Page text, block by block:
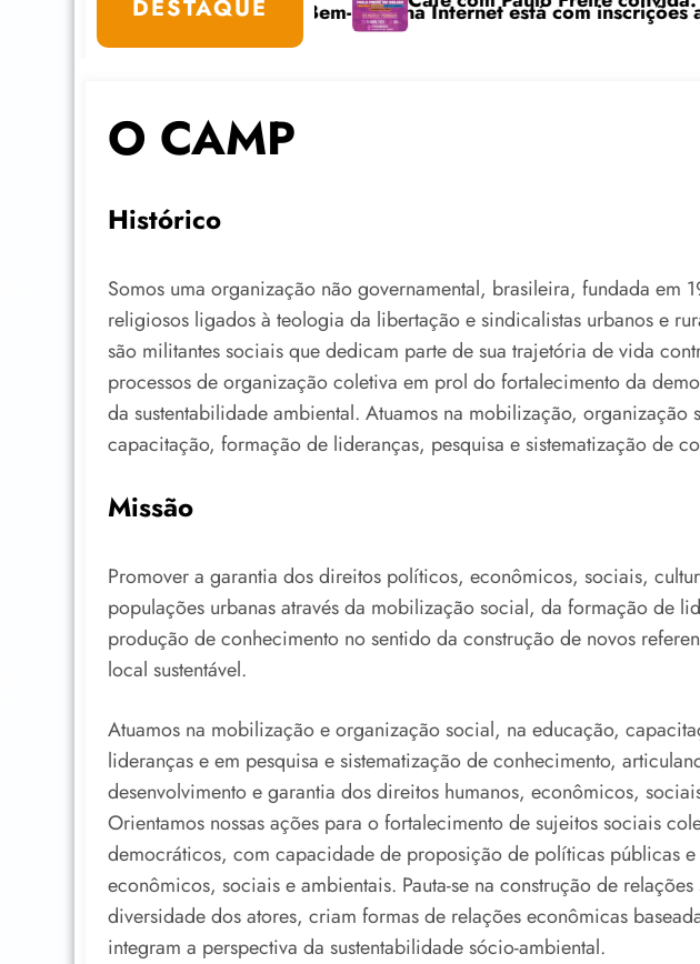
DESTAQUE
Bem-Estar na Internet está com inscrições abertas
O CAMP
Histórico
Somos uma organização não governamental, brasileira, fundada em
religiosos ligados à teologia da libertação e sindicalistas urbanos e
são militantes sociais que dedicam parte de sua trajetória de vida
processos de organização coletiva em prol do fortalecimento da
da sustentabilidade ambiental. Atuamos na mobilização, organização
capacitação, formação de lideranças, pesquisa e sistematização de
Missão
Promover a garantia dos direitos políticos, econômicos, sociais,
populações urbanas através da mobilização social, da formação de
produção de conhecimento no sentido da construção de novos
local sustentável.
Atuamos na mobilização e organização social, na educação,
lideranças e em pesquisa e sistematização de conhecimento,
desenvolvimento e garantia dos direitos humanos, econômicos,
Orientamos nossas ações para o fortalecimento de sujeitos sociais
democráticos, com capacidade de proposição de políticas públicas
econômicos, sociais e ambientais. Pauta-se na construção de
diversidade dos atores, criam formas de relações econômicas
integram a perspectiva da sustentabilidade sócio-ambiental.